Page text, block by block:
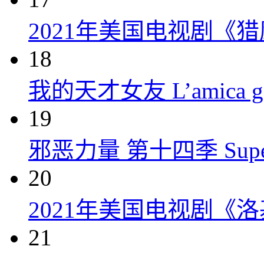
2021年美国电视剧《
18
我的天才女友 L’amica
19
邪恶力量 第十四季
20
2021年美国电视剧《
21